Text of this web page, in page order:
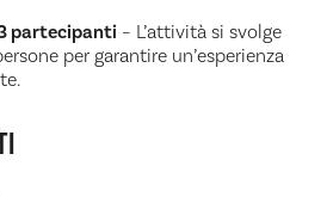
partecipanti– L’attività si svolge
per garantire un’esperienza